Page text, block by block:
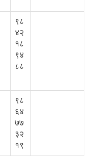
९८
४२
१८
९४
८८
९८
६४
७७
३२
१९